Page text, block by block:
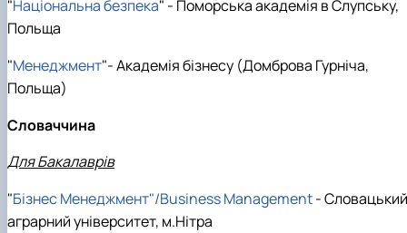
"Національна безпека" - Поморська академія в Слупську,
Польща
"Менеджмент"- Академія бізнесу (Домброва Гурніча,
Польща)
Словаччина
Для Бакалаврів
"Бізнес Менеджмент"/Business Management- Словацький
аграрний університет, м.Нітра